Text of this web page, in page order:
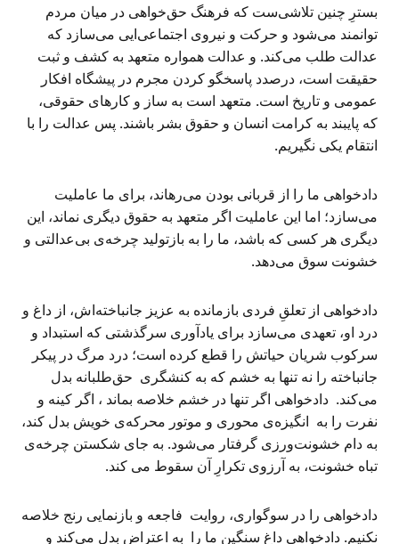
بسترِ چنین تلاشی‌ست که فرهنگ‌ حق‌خواهی در میان مردم
توانمند می‌شود و حرکت و نیروی اجتماعی‌ایی می‌سازد که
عدالت طلب می‌کند. و عدالت همواره متعهد به کشف و ثبت
حقیقت است، درصدد پاسخگو کردن مجرم در پیشگاه افکار
عمومی و تاریخ است. متعهد است به ساز و کارهای حقوقی،
که پایبند به کرامت انسان و حقوق بشر باشند. پس عدالت را با
انتقام یکی نگیریم.
دادخواهی ما را از قربانی بودن می‌رهاند، برای ما عاملیت
می‌سازد؛ اما این عاملیت اگر متعهد به حقوق دیگری نماند، این
دیگری هر کسی که باشد، ما را به بازتولید چرخه‌ی بی‌عدالتی و
خشونت سوق می‌دهد.
دادخواهی از تعلقِ فردی بازمانده به عزیز جانباخته‌اش، از داغ و
درد او، تعهدی می‌سازد برای یادآوری سرگذشتی که استبداد و
سرکوب شریان حیاتش را قطع کرده‌ است؛ درد مرگ در پیکر
جانباخته را نه تنها به خشم که به کنشگری حق‌طلبانه‌ بدل
می‌کند. دادخواهی اگر تنها در خشم خلاصه بماند ، اگر کینه و
نفرت را به انگیزه‌ی محوری و موتور محرکه‌ی خویش بدل کند،
به دام خشونت‌ورزی گرفتار می‌شود. به جای شکستن چرخه‌ی
تباه خشونت، به آرزوی تکرارِ آن سقوط می کند.
دادخواهی را در سوگواری، روایت فاجعه و بازنمایی رنج خلاصه
نکنیم. دادخواهی داغ سنگین ما را به اعتراض بدل می‌کند و